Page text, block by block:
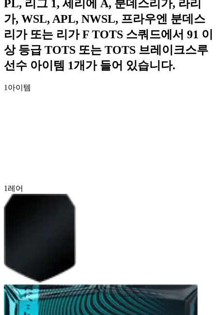
PL, 리그 1, 세리에 A, 분데스리가, 라리
가, WSL, APL, NWSL, 프라우엔 분데스
리가 또는 리가 F TOTS 스쿼드에서 91 이
상 등급 TOTS 또는 TOTS 브레이크스루
선수 아이템 1개가 들어 있습니다.
1 아이템
1 레어